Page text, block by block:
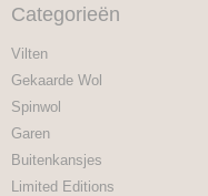
Categorieën
Vilten
Gekaarde Wol
Spinwol
Garen
Buitenkansjes
Limited Editions